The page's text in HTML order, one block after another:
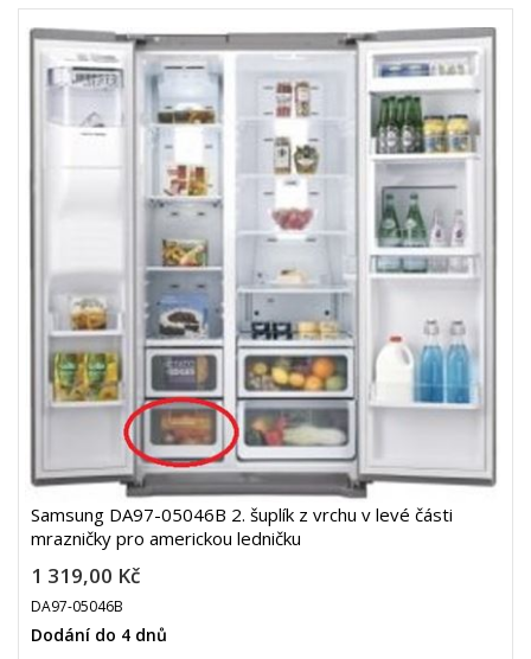
Samsung DA97-05046B 2. šuplík z vrchu v levé části
mrazničky pro americkou ledničku
1 319,00 Kč
DA97-05046B
Dodání do 4 dnů